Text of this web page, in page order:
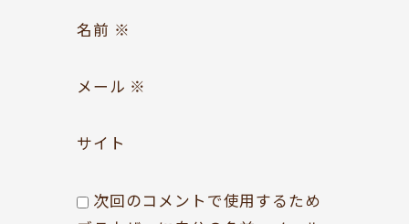
名前 ※
メール ※
サイト
次回のコメントで使用するため